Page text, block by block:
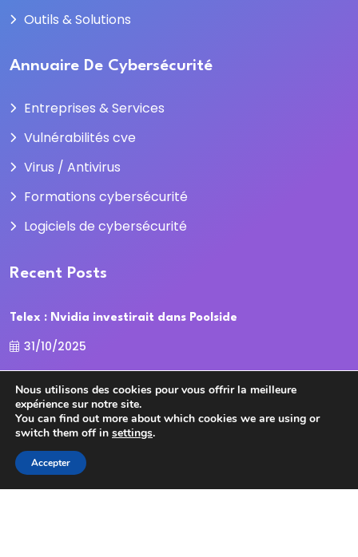
Outils & Solutions
Annuaire De Cybersécurité
Entreprises & Services
Vulnérabilités cve
Virus / Antivirus
Formations cybersécurité
Logiciels de cybersécurité
Recent Posts
Telex : Nvidia investirait dans Poolside
31/10/2025
La Cour des comptes recadre la
31/10/2025
Nous utilisons des cookies pour vous offrir la meilleure
expérience sur notre site.
You can find out more about which cookies we are using or
switch them off in settings.
Accepter